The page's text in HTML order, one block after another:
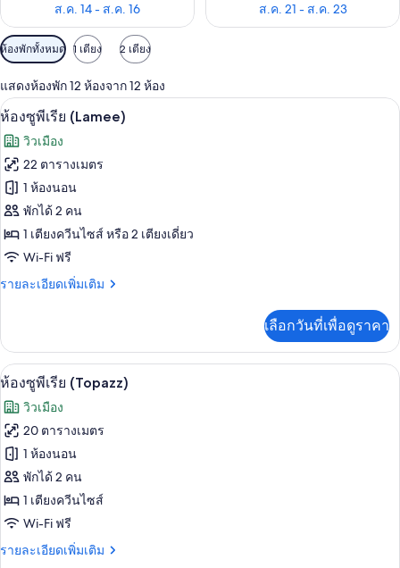
ส.ค. 14 - ส.ค. 16
ส.ค. 21 - ส.ค. 23
ตัว
กรอง
ที่
มี
ให้
สำหรับ
ห้อง
พัก
ห้องพักทั้งหมด 1 เตียง 2 เตียง
แสดงห้องพัก 12 ห้องจาก 12 ห้อง
เปิด
ภาพถ่าย
ทั้งหมด
ของ
ห้อง
ซู
พี
เรีย
ห้องซูพีเรีย (Lamee) | เครื่องนอนระดั
3
ห้องซูพีเรีย (Lamee)
วิวเมือง
22 ตารางเมตร
1 ห้องนอน
พักได้ 2 คน
1 เตียงควีนไซส์ หรือ 2 เตียงเดี่ยว
Wi-Fi ฟรี
รายละเอียดเพิ่มเติม
ราย
เกี่ยว
กับ
ห้อง
พี
เรีย
(Lamee)
เลือกวันที่เพื่อดูราคา
เปิด
ภาพถ่าย
ทั้งหมด
ของ
ห้อง
ซู
พี
เรีย
ห้องซูพีเรีย (Topazz) | เครื่องนอนระ
7
ห้องซูพีเรีย (Topazz)
วิวเมือง
20 ตารางเมตร
1 ห้องนอน
พักได้ 2 คน
1 เตียงควีนไซส์
Wi-Fi ฟรี
รายละเอียดเพิ่มเติม
ราย